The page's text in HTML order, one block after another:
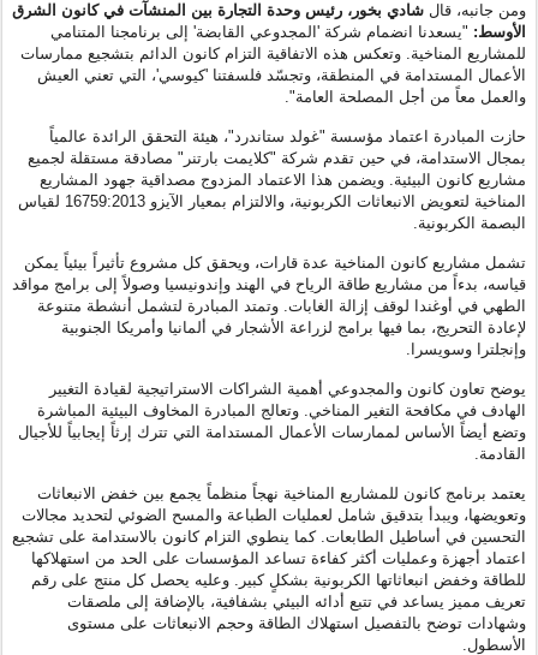
ومن جانبه، قال شادي بخور، رئيس وحدة التجارة بين المنشآت في كانون الشرق
الأوسط: "يسعدنا انضمام شركة 'المجدوعي القابضة' إلى برنامجنا المتنامي
للمشاريع المناخية. وتعكس هذه الاتفاقية التزام كانون الدائم بتشجيع ممارسات
الأعمال المستدامة في المنطقة، وتجسّد فلسفتنا 'كيوسي'، التي تعني العيش
والعمل معاً من أجل المصلحة العامة".
حازت المبادرة اعتماد مؤسسة "غولد ستاندرد"، هيئة التحقق الرائدة عالمياً
بمجال الاستدامة، في حين تقدم شركة "كلايمت بارتنر" مصادقة مستقلة لجميع
مشاريع كانون البيئية. ويضمن هذا الاعتماد المزدوج مصداقية جهود المشاريع
المناخية لتعويض الانبعاثات الكربونية، والالتزام بمعيار الآيزو 16759:2013 لقياس
البصمة الكربونية.
تشمل مشاريع كانون المناخية عدة قارات، ويحقق كل مشروع تأثيراً بيئياً يمكن
قياسه، بدءاً من مشاريع طاقة الرياح في الهند وإندونيسيا وصولاً إلى برامج مواقد
الطهي في أوغندا لوقف إزالة الغابات. وتمتد المبادرة لتشمل أنشطة متنوعة
لإعادة التحريج، بما فيها برامج لزراعة الأشجار في ألمانيا وأمريكا الجنوبية
وإنجلترا وسويسرا.
يوضح تعاون كانون والمجدوعي أهمية الشراكات الاستراتيجية لقيادة التغيير
الهادف في مكافحة التغير المناخي. وتعالج المبادرة المخاوف البيئية المباشرة
وتضع أيضاً الأساس لممارسات الأعمال المستدامة التي تترك إرثاً إيجابياً للأجيال
القادمة.
يعتمد برنامج كانون للمشاريع المناخية نهجاً منظماً يجمع بين خفض الانبعاثات
وتعويضها، ويبدأ بتدقيق شامل لعمليات الطباعة والمسح الضوئي لتحديد مجالات
التحسين في أساطيل الطابعات. كما ينطوي التزام كانون بالاستدامة على تشجيع
اعتماد أجهزة وعمليات أكثر كفاءة تساعد المؤسسات على الحد من استهلاكها
للطاقة وخفض انبعاثاتها الكربونية بشكلٍ كبير. وعليه يحصل كل منتج على رقم
تعريف مميز يساعد في تتبع أدائه البيئي بشفافية، بالإضافة إلى ملصقات
وشهادات توضح بالتفصيل استهلاك الطاقة وحجم الانبعاثات على مستوى
الأسطول.